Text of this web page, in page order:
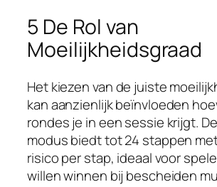
5 De Rol van
Moeilijkheidsgraad
Het kiezen van de juiste
kan aanzienlijk beïnvloeden
rondes je in een sessie krijgt. De
modus biedt tot 24 stappen
risico per stap, ideaal voor
willen winnen bij bescheiden